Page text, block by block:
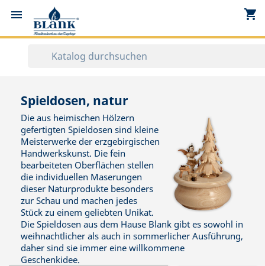
 shopping_cart
Spieldosen, natur
Die aus heimischen Hölzern
gefertigten Spieldosen sind kleine
Meisterwerke der erzgebirgischen
Handwerkskunst. Die fein
bearbeiteten Oberflächen stellen
die individuellen Maserungen
dieser Naturprodukte besonders
zur Schau und machen jedes
Stück zu einem geliebten Unikat.
Die Spieldosen aus dem Hause Blank gibt es sowohl in
weihnachtlicher als auch in sommerlicher Ausführung,
daher sind sie immer eine willkommene
Geschenkidee.